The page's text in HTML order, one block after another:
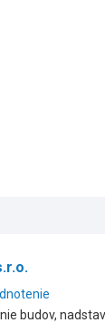
budov,